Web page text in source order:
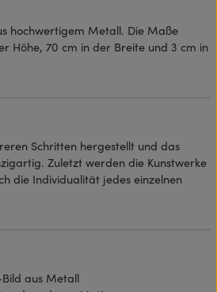
hochwertigem Metall. Die Maße
Höhe, 70 cm in der Breite und 3 cm in
Schritten hergestellt und das
Zuletzt werden die Kunstwerke
die Individualität jedes einzelnen
aus Metall